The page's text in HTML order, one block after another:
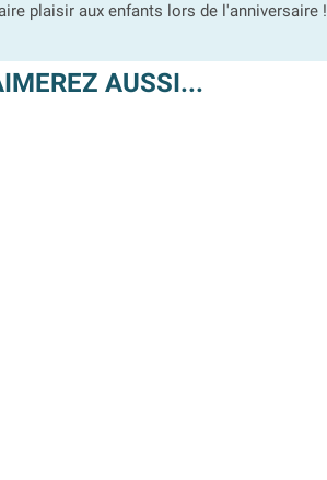
plaisir aux enfants lors de l'anniversaire !
AUSSI...